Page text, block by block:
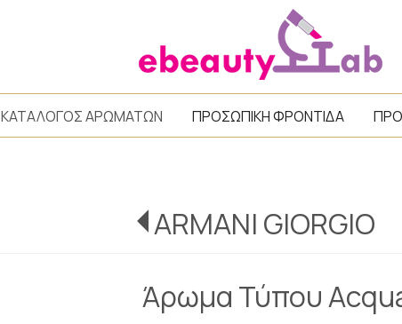
ΚΑΤΑΛΟΓΟΣ ΑΡΩΜΑΤΩΝ ΠΡΟΣΩΠΙΚΗ ΦΡΟΝΤΙΔΑ
ARMANI GIORGIO
Άρωμα Τύπου